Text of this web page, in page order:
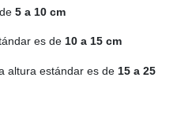
5 a 10 cm
es de 10 a 15 cm
la altura estándar es de 15 a 25